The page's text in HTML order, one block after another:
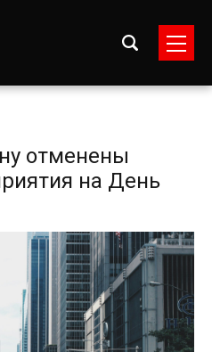
отменены
на День